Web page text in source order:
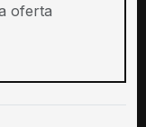
oferta